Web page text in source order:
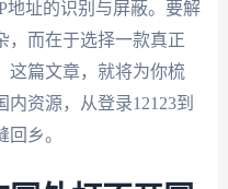
地址的识别与屏蔽。要解
，而在于选择一款真正
这篇文章，就将为你梳
资源，从登录12123到
乡。